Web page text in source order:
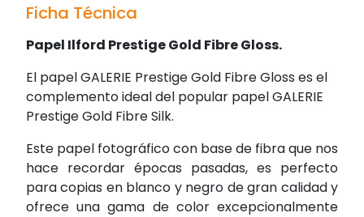
Ficha Técnica
Papel Ilford Prestige Gold Fibre Gloss.
El papel GALERIE Prestige Gold Fibre Gloss es el
complemento ideal del popular papel GALERIE
Prestige Gold Fibre Silk.
Este papel fotográfico con base de fibra que nos
hace recordar épocas pasadas, es perfecto
para copias en blanco y negro de gran calidad y
ofrece una gama de color excepcionalmente